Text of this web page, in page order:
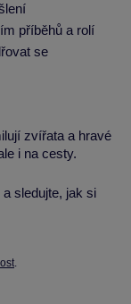
příběhů a rolí
se
zvířata a hravé
i na cesty.
sledujte, jak si
.